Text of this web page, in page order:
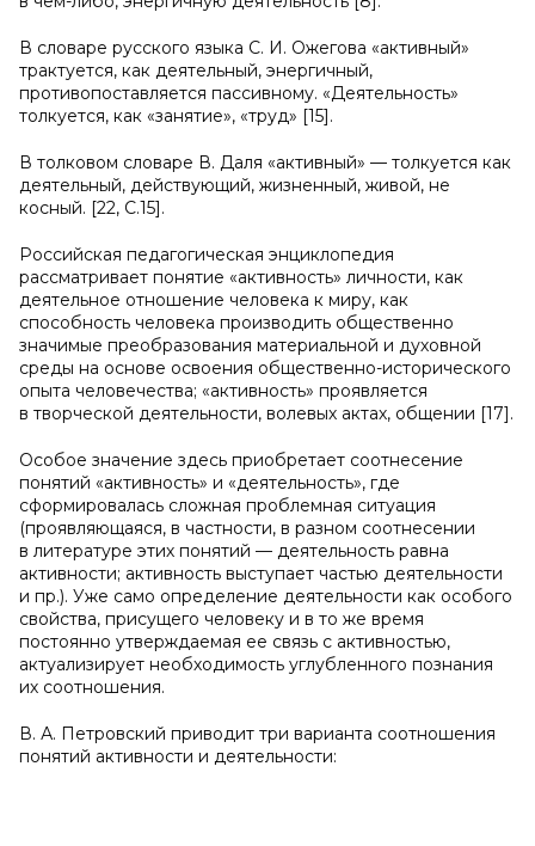
В словаре русского языка С. И. Ожегова «активный»
трактуется, как деятельный, энергичный,
противопоставляется пассивному. «Деятельность»
толкуется, как «занятие», «труд» [15].
В толковом словаре В. Даля «активный» — толкуется как
деятельный, действующий, жизненный, живой, не
косный. [22, С.15].
Российская педагогическая энциклопедия
рассматривает понятие «активность» личности, как
деятельное отношение человека к миру, как
способность человека производить общественно
значимые преобразования материальной и духовной
среды на основе освоения общественно-исторического
опыта человечества; «активность» проявляется
в творческой деятельности, волевых актах, общении [17].
Особое значение здесь приобретает соотнесение
понятий «активность» и «деятельность», где
сформировалась сложная проблемная ситуация
(проявляющаяся, в частности, в разном соотнесении
в литературе этих понятий — деятельность равна
активности; активность выступает частью деятельности
и пр.). Уже само определение деятельности как особого
свойства, присущего человеку и в то же время
постоянно утверждаемая ее связь с активностью,
актуализирует необходимость углубленного познания
их соотношения.
В. А. Петровский приводит три варианта соотношения
понятий активности и деятельности: